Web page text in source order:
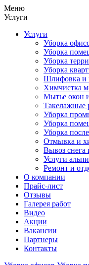
Меню
Услуги
Услуги
Уборка
Уборка
Уборка
Уборка
Шлифовка и
Химчистка
Мытье окон
Такелажные
Уборка
Уборка
Уборка
Отмывка и
Вывоз снега
Услуги
Ремонт и
О компании
Прайс-лист
Отзывы
Галерея работ
Видео
Акции
Вакансии
Партнеры
Контакты